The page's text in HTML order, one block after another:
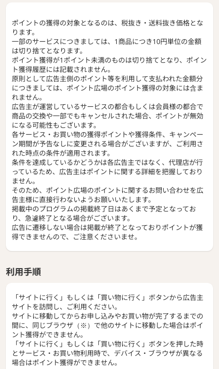
ポイントの獲得の対象となるのは、税抜き・送料抜き価格とな
ります。
一部のサービスにつきましては、1商品につき10円単位の金額
は切り捨てとなります。
ポイント獲得が1ポイント未満のものは切り捨てとなり、ポイン
ト獲得履歴には記載されません。
原則として広告主側のポイント等を利用して支払われた金額分
につきましては、ポイント広場のポイント獲得の対象には含ま
れません。
広告主が運営しているサービスの都合もしくは会員様の都合で
商品の交換や一部でもキャンセルされた場合、ポイントが無効
になる可能性もございます。
各サービス・お買い物の獲得ポイントや獲得条件、キャンペー
ン期間が予告なしに変更される場合がございますが、ご利用さ
れた時点の条件が適用されます。
条件を達成しているかどうかは各広告主ではなく、代理店が行
っているため、広告主はポイントに関する詳細を把握しており
ません。
そのため、ポイント広場のポイントに関するお問い合わせを広
告主様に直接行わないようお願いいたします。
掲載中のプログラムの掲載終了日はあくまで予定となってお
り、急遽終了となる場合がございます。
広告に遷移しない場合は掲載が終了となっておりポイントが獲
得できませんので、ご注意くださいませ。
利用手順
「サイトに行く」もしくは「買い物に行く」ボタンから広告主
サイトを訪問し、ご利用ください。
サイトに移動してからお申し込みやお買い物が完了するまでの
間に、同じブラウザ（※）で他のサイトに移動した場合はポイ
ント獲得ができません。
「サイトに行く」もしくは「買い物に行く」ボタンを押した時
とサービス・お買い物利用時で、デバイス・ブラウザが異なる
場合はポイント獲得ができません。